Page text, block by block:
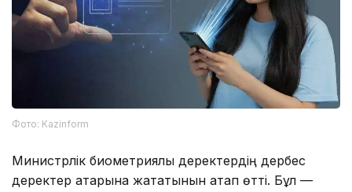
Фото: Kazinform
Министрлік биометриялық деректердің дербес
деректер қатарына жататынын атап өтті. Бұл —